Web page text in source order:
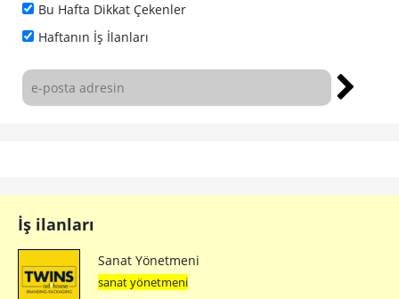
Bu Hafta Dikkat Çekenler
Haftanın İş İlanları
İş ilanları
Sanat Yönetmeni
sanat yönetmeni